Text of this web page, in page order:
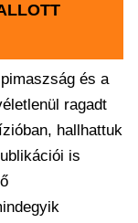
és a
ragadt
hallhattuk
is